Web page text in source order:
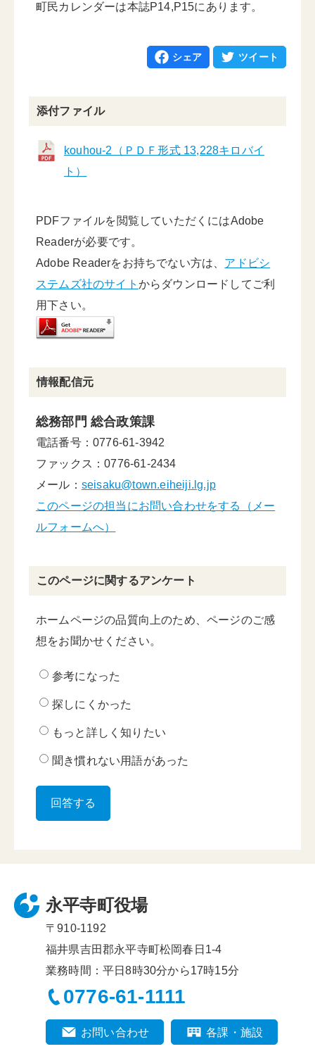
町民カレンダーは本誌P14,P15にあります。
シェア ツイート
添付ファイル
kouhou-2（ＰＤＦ形式 13,228キロバイ
ト）
PDFファイルを閲覧していただくにはAdobe
Readerが必要です。
Adobe Readerをお持ちでない方は、 アドビシ
ステムズ社のサイト からダウンロードしてご利
用下さい。
情報配信元
総務部門 総合政策課
電話番号：0776-61-3942
ファックス：0776-61-2434
メール： seisaku@town.eiheiji.lg.jp
このページの担当にお問い合わせをする（メー
ルフォームへ）
このページに関するアンケート
ホームページの品質向上のため、ページのご感
想をお聞かせください。
参考になった
探しにくかった
もっと詳しく知りたい
聞き慣れない用語があった
永平寺町役場
〒910-1192
福井県吉田郡永平寺町松岡春日1-4
業務時間：平日8時30分から17時15分
0776-61-1111
お問い合わせ 各課・施設